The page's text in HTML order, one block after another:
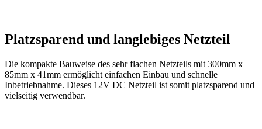
Platzsparend und langlebiges Netzteil
Die kompakte Bauweise des sehr flachen Netzteils mit 300mm x
85mm x 41mm ermöglicht einfachen Einbau und schnelle
Inbetriebnahme. Dieses 12V DC Netzteil ist somit platzsparend und
vielseitig verwendbar.